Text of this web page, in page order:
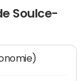
Soulce-